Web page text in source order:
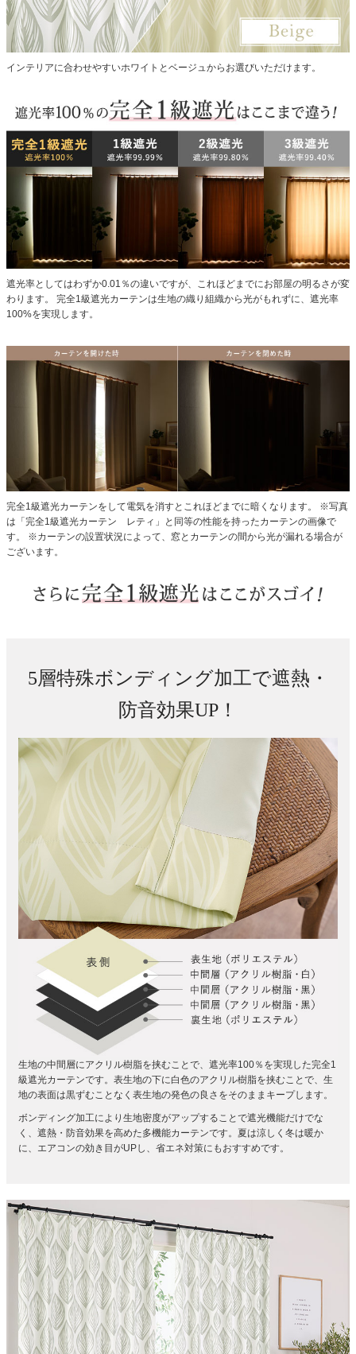
インテリアに合わせやすいホワイトとベージュからお選びいただけます。
遮光率としてはわずか0.01％の違いですが、これほどまでにお部屋の明るさが変
わります。
完全1級遮光カーテンは生地の織り組織から光がもれずに、遮光率
100%を実現します。
完全1級遮光カーテンをして電気を消すとこれほどまでに暗くなります。
※写真
は「完全1級遮光カーテン レティ」と同等の性能を持ったカーテンの画像で
す。
※カーテンの設置状況によって、窓とカーテンの間から光が漏れる場合が
ございます。
5層特殊ボンディング加工で遮熱・
防音効果UP！
生地の中間層にアクリル樹脂を挟むことで、遮光率100％を実現した完全1
級遮光カーテンです。 表生地の下に白色のアクリル樹脂を挟むことで、生
地の表面は黒ずむことなく表生地の発色の良さをそのままキープします。
ボンディング加工により生地密度がアップすることで遮光機能だけでな
く、遮熱・防音効果を高めた多機能カーテンです。夏は涼しく冬は暖か
に、エアコンの効き目がUPし、省エネ対策にもおすすめです。